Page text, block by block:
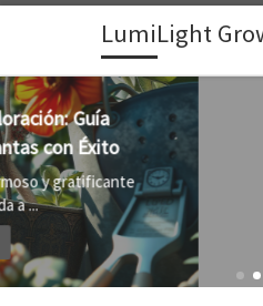
Skip to contentLumiLight
Lámparas para
crecimiento
Al cultivar plantas en el
proporcionar el